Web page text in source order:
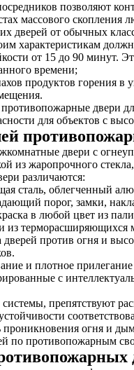
позволяют
массового
дверей от обычных
характеристикам
от 15 до 90 минут.
времени;
продуктов горения
двери
для объектов с
двери с
из жаропрочного
различаются:
сталь, облегченный
порог, замки,
в любой цвет из
терморасширяющихся
против огня и
и плотное
с
препятствуют
огня и
по противопожарным